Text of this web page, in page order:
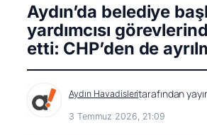
Aydın’da belediye
yardımcısı
etti: CHP’den de
Aydın Havadisleritarafından
3 Temmuz 2026, 21:09